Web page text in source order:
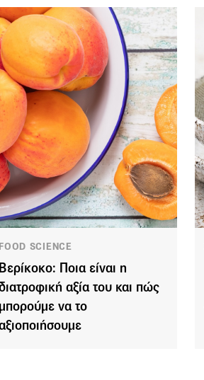
FOOD SCIENCE
Βερίκοκο: Ποια είναι η
αξία του και πώς
μπορούμε να το